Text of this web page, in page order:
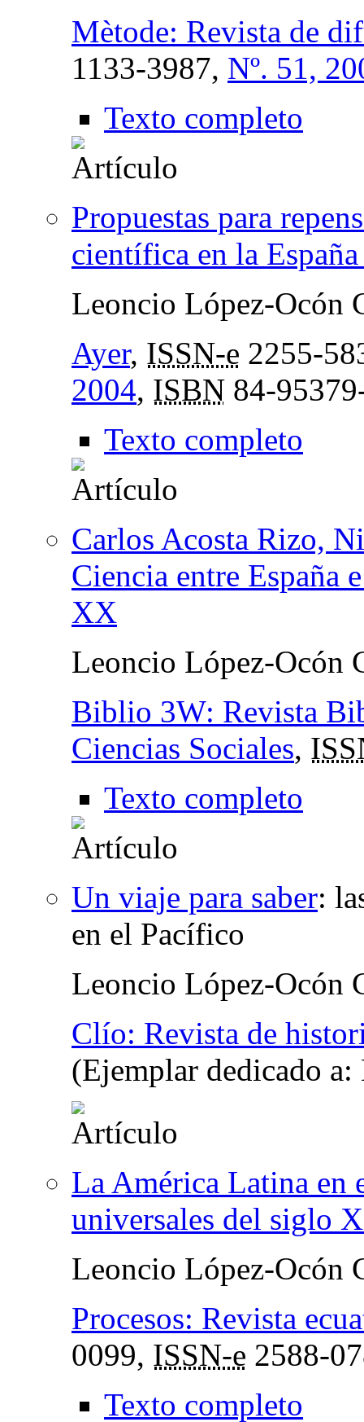
Mètode: Revista de
1133-3987, Nº. 51,
Texto completo
Propuestas para
científica en la
Leoncio López-Ocón
Ayer, ISSN-e 2255-
2004, ISBN 84-
Texto completo
Carlos Acosta Rizo,
Ciencia entre España
XX
Leoncio López-Ocón
Biblio 3W: Revista
Ciencias Sociales,
Texto completo
Un viaje para saber:
en el Pacífico
Leoncio López-Ocón
Clío: Revista de
(Ejemplar dedicado
La América Latina en
universales del siglo
Leoncio López-Ocón
Procesos: Revista
0099, ISSN-e 2588-
Texto completo